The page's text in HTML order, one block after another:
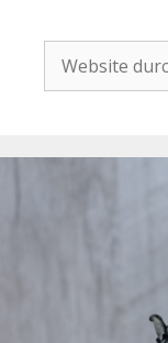
Website
durchsuchen